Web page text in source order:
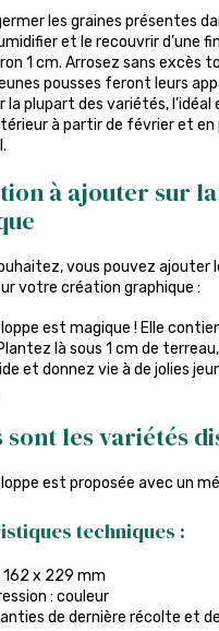
les graines présentes
et le recouvrir d’une
1 cm. Arrosez sans excès
pousses feront leurs
la plupart des variétés,
à partir de février et en
à ajouter sur
vous pouvez ajouter
votre création graphique :
est magique ! Elle
Plantez là sous 1 cm de
et donnez vie à de jolies
sont les variétés
est proposée avec un
techniques :
162 x 229 mm
: couleur
de dernière récolte et